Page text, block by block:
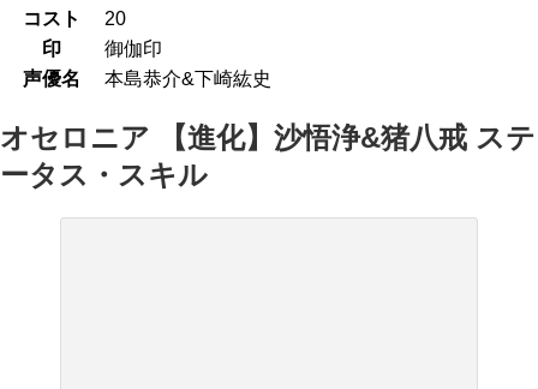
コスト
20
印
御伽印
声優名
本島恭介&下崎紘史
オセロニア 【進化】沙悟浄&猪八戒 ステ
ータス・スキル